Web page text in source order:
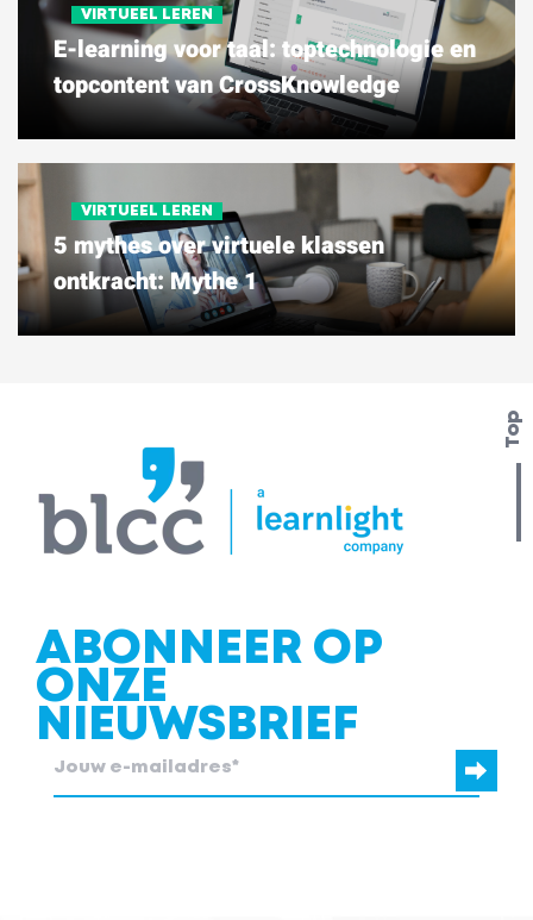
VIRTUEEL LEREN
E-learning voor taal: toptechnologie en
topcontent van CrossKnowledge
VIRTUEEL LEREN
5 mythes over virtuele klassen
ontkracht: Mythe 1
Top
ABONNEER OP
ONZE
NIEUWSBRIEF